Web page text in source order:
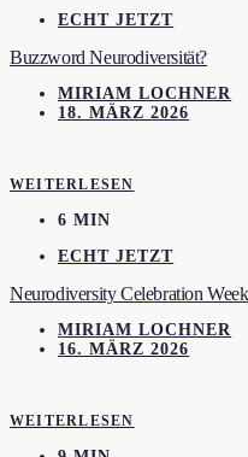
ECHT JETZT
Buzzword Neurodiversität?
MIRIAM LOCHNER
18. MÄRZ 2026
WEITERLESEN
6 MIN
ECHT JETZT
Neurodiversity Celebration
MIRIAM LOCHNER
16. MÄRZ 2026
WEITERLESEN